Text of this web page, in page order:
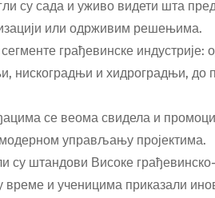
су сада и уживо видети шта
или одрживим решењима.
грађевинске
нискоградњи и хидроградњи, до
се веома свидела и
управљању пројектима.
су штандови Високе
и ученицима приказали